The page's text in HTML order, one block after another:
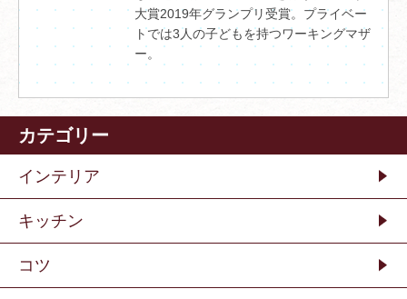
大賞2019年グランプリ受賞。プライベー
トでは3人の子どもを持つワーキングマザ
ー。
カテゴリー
インテリア
キッチン
コツ